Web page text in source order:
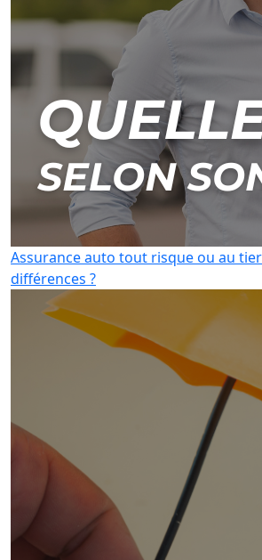
Assurance auto tout risque ou au
différences ?